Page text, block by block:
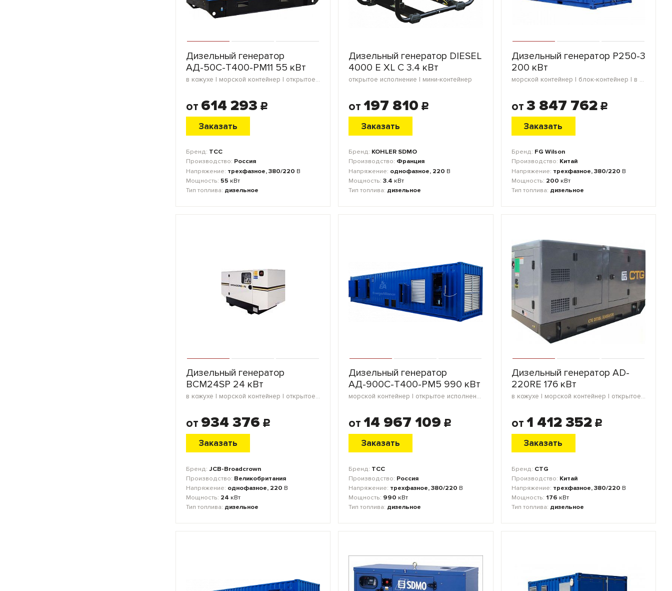
Дизельный генератор
АД-50С-Т400-РМ11 55 кВт
в кожухе | морской контейнер | открытое исполнение | мини-контейнер | блок-контейнер
от 614 293 c
Заказать
Бренд: ТСС
Производство: Россия
Напряжение: трехфазное, 380/220 В
Мощность: 55 кВт
Тип топлива: дизельное
Дизельный генератор DIESEL
4000 E XL C 3.4 кВт
открытое исполнение | мини-контейнер
от 197 810 c
Заказать
Бренд: KOHLER SDMO
Производство: Франция
Напряжение: однофазное, 220 В
Мощность:3.4 кВт
Тип топлива: дизельное
Дизельный генератор P250-3
200 кВт
морской контейнер | блок-контейнер | в кожухе | открытое исполнение
от 3 847 762 c
Заказать
Бренд: FG Wilson
Производство: Китай
Напряжение: трехфазное, 380/220 В
Мощность: 200 кВт
Тип топлива: дизельное
Дизельный генератор
BCM24SP 24 кВт
в кожухе | морской контейнер | открытое исполнение | мини-контейнер | блок-контейнер
от 934 376 c
Заказать
Бренд: JCB-Broadcrown
Производство: Великобритания
Напряжение: однофазное, 220 В
Мощность: 24 кВт
Тип топлива: дизельное
Дизельный генератор
АД-900С-Т400-РМ5 990 кВт
морской контейнер | открытое исполнение | блок-контейнер
от 14 967 109 c
Заказать
Бренд: ТСС
Производство: Россия
Напряжение: трехфазное, 380/220 В
Мощность: 990 кВт
Тип топлива: дизельное
Дизельный генератор AD-
220RE 176 кВт
в кожухе | морской контейнер | открытое исполнение | блок-контейнер
от 1 412 352 c
Заказать
Бренд: CTG
Производство: Китай
Напряжение: трехфазное, 380/220 В
Мощность: 176 кВт
Тип топлива: дизельное